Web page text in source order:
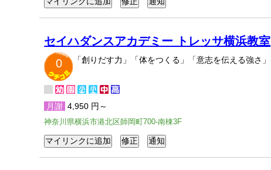
セイハダンスアカデミー トレッサ横浜教室
0
「創りだす力」「体をつくる」「意志を伝える強さ
月謝 4,950 円～
神奈川県横浜市港北区師岡町700-南棟3F